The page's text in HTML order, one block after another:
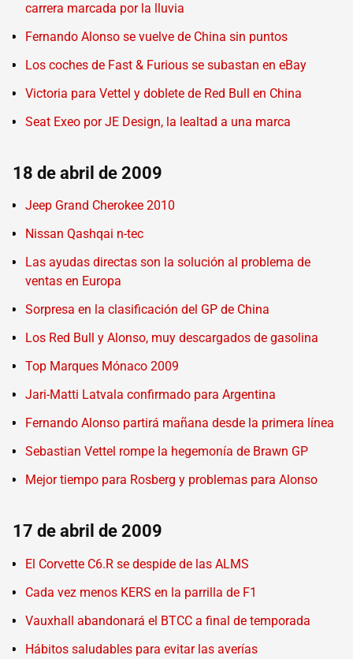
carrera marcada por la lluvia
Fernando Alonso se vuelve de China sin puntos
Los coches de Fast & Furious se subastan en eBay
Victoria para Vettel y doblete de Red Bull en China
Seat Exeo por JE Design, la lealtad a una marca
18 de abril de 2009
Jeep Grand Cherokee 2010
Nissan Qashqai n-tec
Las ayudas directas son la solución al problema de
ventas en Europa
Sorpresa en la clasificación del GP de China
Los Red Bull y Alonso, muy descargados de gasolina
Top Marques Mónaco 2009
Jari-Matti Latvala confirmado para Argentina
Fernando Alonso partirá mañana desde la primera línea
Sebastian Vettel rompe la hegemonía de Brawn GP
Mejor tiempo para Rosberg y problemas para Alonso
17 de abril de 2009
El Corvette C6.R se despide de las ALMS
Cada vez menos KERS en la parrilla de F1
Vauxhall abandonará el BTCC a final de temporada
Hábitos saludables para evitar las averías